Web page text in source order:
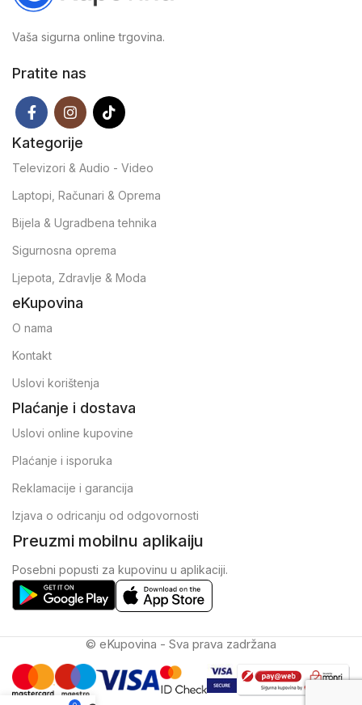
Vaša sigurna online trgovina.
Pratite nas
Kategorije
Televizori & Audio - Video
Laptopi, Računari & Oprema
Bijela & Ugradbena tehnika
Sigurnosna oprema
Ljepota, Zdravlje & Moda
eKupovina
O nama
Kontakt
Uslovi korištenja
Plaćanje i dostava
Uslovi online kupovine
Plaćanje i isporuka
Reklamacije i garancija
Izjava o odricanju od odgovornosti
Preuzmi mobilnu aplikaiju
Posebni popusti za kupovinu u aplikaciji.
© eKupovina - Sva prava zadržana